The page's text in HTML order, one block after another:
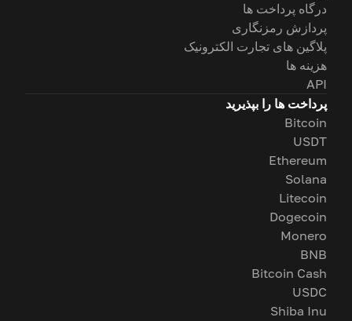
درگاه پرداخت ها
پردازش رمزنگاری
پلاگین های تجارت الکترونیک
هزینه ها
API
پرداخت ها را بپذیرید
Bitcoin
USDT
Ethereum
Solana
Litecoin
Dogecoin
Monero
BNB
Bitcoin Cash
USDC
Shiba Inu